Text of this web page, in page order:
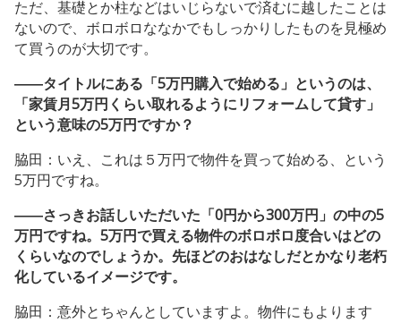
ただ、基礎とか柱などはいじらないで済むに越したことは
ないので、ボロボロななかでもしっかりしたものを見極め
て買うのが大切です。
――タイトルにある「5万円購入で始める」というのは、
「家賃月5万円くらい取れるようにリフォームして貸す」
という意味の5万円ですか？
脇田：いえ、これは５万円で物件を買って始める、という
5万円ですね。
――さっきお話しいただいた「0円から300万円」の中の5
万円ですね。5万円で買える物件のボロボロ度合いはどの
くらいなのでしょうか。先ほどのおはなしだとかなり老朽
化しているイメージです。
脇田：意外とちゃんとしていますよ。物件にもよります